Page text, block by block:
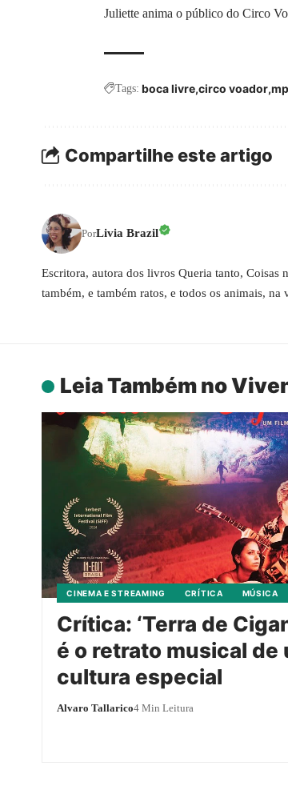
Juliette anima o público do Circo
Tags: boca livre circo voador
Compartilhe este artigo
PorLivia Brazil
Escritora, autora dos livros Queria tanto, Coisas
também, e também ratos, e todos os animais, na
Leia Também no
CINEMA E STREAMING CRÍTICA MÚSICA
Crítica: ‘Terra de
é o retrato musical de
cultura especial
Alvaro Tallarico4 Min Leitura